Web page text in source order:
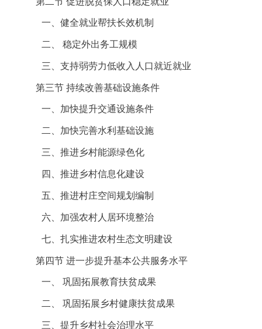
一、健全就业帮扶长效机制
二、 稳定外出务工规模
三、支持弱劳力低收入人口就近就业
第三节 持续改善基础设施条件
一、加快提升交通设施条件
二、加快完善水利基础设施
三、推进乡村能源绿色化
四、推进乡村信息化建设
五、推进村庄空间规划编制
六、加强农村人居环境整治
七、扎实推进农村生态文明建设
第四节 进一步提升基本公共服务水平
一、 巩固拓展教育扶贫成果
二、 巩固拓展乡村健康扶贫成果
三、提升乡村社会治理水平